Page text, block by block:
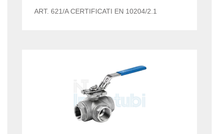
ART. 621/A CERTIFICATI EN 10204/2.1